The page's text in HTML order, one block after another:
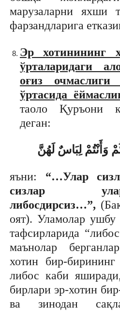
марузаларни яхши
фарзандларига
Эр хотинининг
ўрталаридаги
оғиз очмаслиги
ўртасида
таоло Қуръони
деган:
яъни: “…Улар
сизлар
либосдирсиз…”,
оят). Уламолар ушбу
тафсирларида
маънолар
хотин бир-
либос каби
бирлари эр-хотин
ва зинодан